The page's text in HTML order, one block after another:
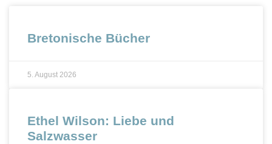
Bretonische Bücher
5. August 2026
Ethel Wilson: Liebe und
Salzwasser